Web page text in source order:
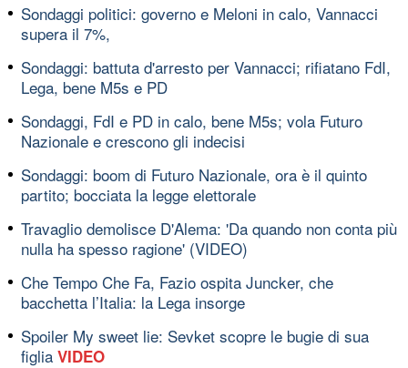
Sondaggi politici: governo e Meloni in calo, Vannacci
supera il 7%,
Sondaggi: battuta d'arresto per Vannacci; rifiatano FdI,
Lega, bene M5s e PD
Sondaggi, FdI e PD in calo, bene M5s; vola Futuro
Nazionale e crescono gli indecisi
Sondaggi: boom di Futuro Nazionale, ora è il quinto
partito; bocciata la legge elettorale
Travaglio demolisce D'Alema: 'Da quando non conta più
nulla ha spesso ragione' (VIDEO)
Che Tempo Che Fa, Fazio ospita Juncker, che
bacchetta l’Italia: la Lega insorge
Spoiler My sweet lie: Sevket scopre le bugie di sua
figlia VIDEO